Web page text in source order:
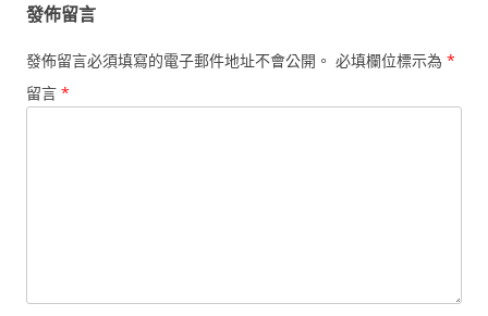
發佈留言
發佈留言必須填寫的電子郵件地址不會公開。 必填欄位標示為 *
留言 *